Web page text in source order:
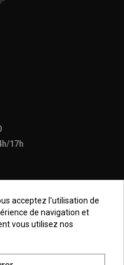
17h
acceptez l'utilisation de
de navigation et
vous utilisez nos